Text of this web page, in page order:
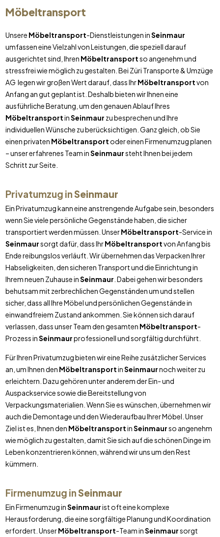
Möbeltransport
Unsere Möbeltransport-Dienstleistungen inSeinmaur
umfassen eine Vielzahl von Leistungen, die speziell darauf
ausgerichtet sind, Ihren Möbeltransportso angenehm und
stressfrei wie möglich zu gestalten. Bei Züri Transporte & Umzüge
AG legen wir großen Wert darauf, dass IhrMöbeltransportvon
Anfang an gut geplant ist. Deshalb bieten wir Ihnen eine
ausführliche Beratung, um den genauen Ablauf Ihres
MöbeltransportinSeinmaur zu besprechen und Ihre
individuellen Wünsche zu berücksichtigen. Ganz gleich, ob Sie
einen privaten Möbeltransportoder einen Firmenumzug planen
– unser erfahrenes Team inSeinmaursteht Ihnen bei jedem
Schritt zur Seite.
Privatumzug inSeinmaur
Ein Privatumzug kann eine anstrengende Aufgabe sein, besonders
wenn Sie viele persönliche Gegenstände haben, die sicher
transportiert werden müssen. UnserMöbeltransport-Service in
Seinmaursorgt dafür, dass IhrMöbeltransportvon Anfang bis
Ende reibungslos verläuft. Wir übernehmen das Verpacken Ihrer
Habseligkeiten, den sicheren Transport und die Einrichtung in
Ihrem neuen Zuhause inSeinmaur . Dabei gehen wir besonders
behutsam mit zerbrechlichen Gegenständen um und stellen
sicher, dass all Ihre Möbel und persönlichen Gegenstände in
einwandfreiem Zustand ankommen. Sie können sich darauf
verlassen, dass unser Team den gesamten Möbeltransport-
Prozess inSeinmaurprofessionell und sorgfältig durchführt.
Für Ihren Privatumzug bieten wir eine Reihe zusätzlicher Services
an, um Ihnen den MöbeltransportinSeinmaurnoch weiter zu
erleichtern. Dazu gehören unter anderem der Ein- und
Auspackservice sowie die Bereitstellung von
Verpackungsmaterialien. Wenn Sie es wünschen, übernehmen wir
auch die Demontage und den Wiederaufbau Ihrer Möbel. Unser
Ziel ist es, Ihnen den MöbeltransportinSeinmaurso angenehm
wie möglich zu gestalten, damit Sie sich auf die schönen Dinge im
Leben konzentrieren können, während wir uns um den Rest
kümmern.
Firmenumzug inSeinmaur
Ein Firmenumzug inSeinmaurist oft eine komplexe
Herausforderung, die eine sorgfältige Planung und Koordination
erfordert. UnserMöbeltransport-Team inSeinmaursorgt